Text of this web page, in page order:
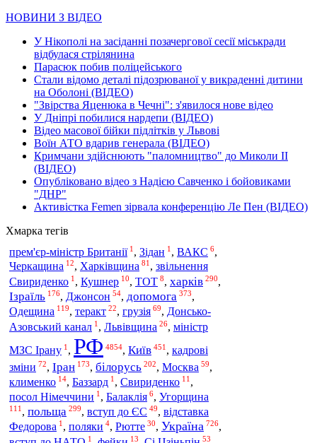
НОВИНИ З ВІДЕО
У Нікополі на засіданні позачергової сесії міськради
відбулася стрілянина
Парасюк побив поліцейського
Стали відомо деталі підозрюваної у викраденні дитини
на Оболоні (ВІДЕО)
"Звірства Яценюка в Чечні": з'явилося нове відео
У Дніпрі побилися нардепи (ВІДЕО)
Відео масової бійки підлітків у Львові
Воїн АТО вдарив генерала (ВІДЕО)
Кримчани здійснюють "паломництво" до Миколи ІІ
(ВІДЕО)
Опубліковано відео з Надією Савченко і бойовиками
"ДНР"
Активістка Femen зірвала конференцію Ле Пен (ВІДЕО)
Хмарка тегів
прем'єр-міністр Британії 1 , Зідан 1 , ВАКС 6,
Черкащина 12, Харківщина 81 , звільнення
Свириденко 1 , Кушнер 10, ТОТ 8, харків 290,
Ізраїль 176, Джонсон 54, допомога 373,
Одещина 119, теракт 22, грузія 69, Донсько-
Азовський канал 1 , Львівщина 26, міністр
МЗС Ірану 1 , РФ 4854, Київ 451 , кадрові
зміни 72, Іран 173, білорусь 202, Москва 59,
клименко 14, Баззард 1 , Свириденко 11 ,
посол Німеччини 1 , Балаклія 6, Угорщина
111 , польща 299, вступ до ЄС 49, відставка
Федорова 1 , поляки 4, Рютте 30, Україна 726,
1 13 53